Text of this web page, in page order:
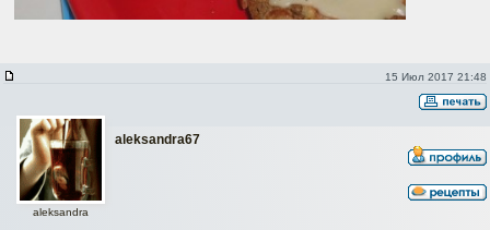
15 Июл 2017 21:48
aleksandra67
aleksandra